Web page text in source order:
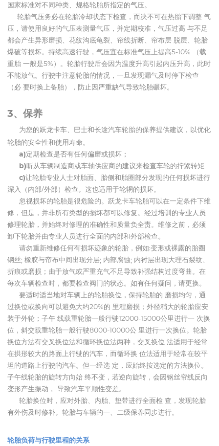
国家标准对不同种类、规格轮胎所指定的气压。
轮胎气压务必在轮胎冷却状态下检查，而决不可在热胎下调整 气
压，请使用良好的气压表测量气压，并定期校准，气压过高 与不足
都会产生异形磨损、花纹沟底龟裂、帘线折断、帘布层 脱层、轮胎
爆破等损坏。持续高速行驶，气压宜在标准气压上提高5-10% （载
重胎 一般是5%）。轮胎行驶后会因为温度升高引起内压升高，此时
不能放气。行驶中注意轮胎的情况，一旦发现漏气及时停下检查
（必 要时换上备胎），防止因严重缺气导致轮胎碾坏。
3、保养
为您的跃龙卡车、巴士和长途汽车轮胎的保养提供建议，以优化
轮胎的安全性和使用寿命。
a)定期检查是否有任何偏磨或损坏；
b)听从车辆制造商或车轴供应商的建议来检查车轮的拧紧转矩
c)让轮胎专业人士对胎面、胎侧和胎圈部分发现的任何损坏进行
深入（内部/外部）检查。这也适用于轮辋的损坏。
忽视损坏的轮胎是很危险的。跃龙卡车轮胎可以在一定条件下维
修，但是，并非所有类型的损坏都可以修复。经过培训的专业人员
修理轮胎，并始终对修理的准确性和质量负全责。维修之前，必须
卸下轮胎并由专业人员进行全面的内部和外部检查。
请勿重新维修任何有损坏迹象的轮胎，例如:变形或裸露的胎圈
钢丝; 橡胶与帘布中间出现分层; 内部腐蚀; 内衬层出现大理石裂纹、
折痕或磨损；由于放气或严重充气不足导致补强结构过度弯曲。在
每次车辆检查时，都要检查阀门的状态。如有任何疑问，请更换。
要适时适当地对车辆上的轮胎换位，保持轮胎的 磨损均匀，通
过换位或换向可以避免大约20%的 里程磨损；外径稍大的轮胎应安
装于外轮；子午 线载重轮胎一般行驶12000-15000公里进行一 次换
位，斜交载重轮胎一般行驶8000-10000公 里进行一次换位。轮胎
换位方法有交叉换位法和循环换位法两种，交叉换位 法适用于经常
在拱形较大的路面上行驶的汽车，而循环换 位法适用于经常在较平
坦的道路上行驶的汽车。但一经选 定，应始终按选定的方法换位。
子午线轮胎的旋转方向始 终不变，若逆向旋转，会因钢丝帘线反向
变形产生振动， 导致汽车平顺性变差。
轮胎换位时，应对外胎、内胎、垫带进行全面检 查，发现轮胎
有外伤及时修补。轮胎与车辆的一、二级保养同步进行。
轮胎负荷与行驶里程的关系